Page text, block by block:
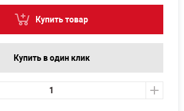
Купить товар
Купить в один клик